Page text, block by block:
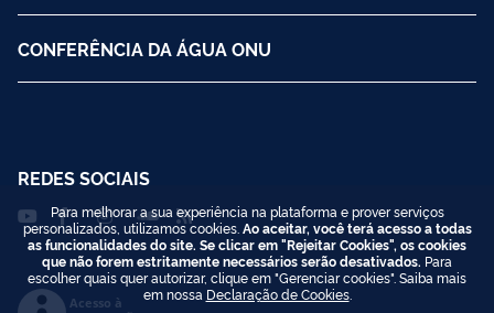
CONFERÊNCIA DA ÁGUA ONU
REDES SOCIAIS
Acesso à
Para melhorar a sua experiência na plataforma e prover serviços
personalizados, utilizamos cookies. Ao aceitar, você terá acesso a todas
as funcionalidades do site. Se clicar em "Rejeitar Cookies", os cookies
que não forem estritamente necessários serão desativados. Para
escolher quais quer autorizar, clique em "Gerenciar cookies". Saiba mais
em nossa Declaração de Cookies.